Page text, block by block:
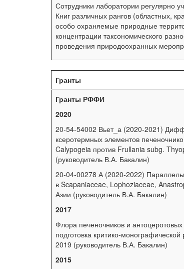
Сотрудники лаборатории регулярно
Книг различных рангов (областных,
особо охраняемые природные
концентрации таксономического
проведения природоохранных
Гранты
Гранты РФФИ
2020
20-54-54002 Вьет_а (2020-2021)
ксеротермных элементов
Calypogeia против Frullania subg.
(руководитель В.А. Бакалин)
20-04-00278 А (2020-2022)
в Scapaniaceae, Lophoziaceae,
Азии (руководитель В.А. Бакалин)
2017
Флора печеночников и антоцеротовых
подготовка критико-
2019 (руководитель В.А. Бакалин)
2015